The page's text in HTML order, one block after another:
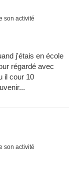
son activité
j'étais en école
régardé avec
il cour 10
son activité